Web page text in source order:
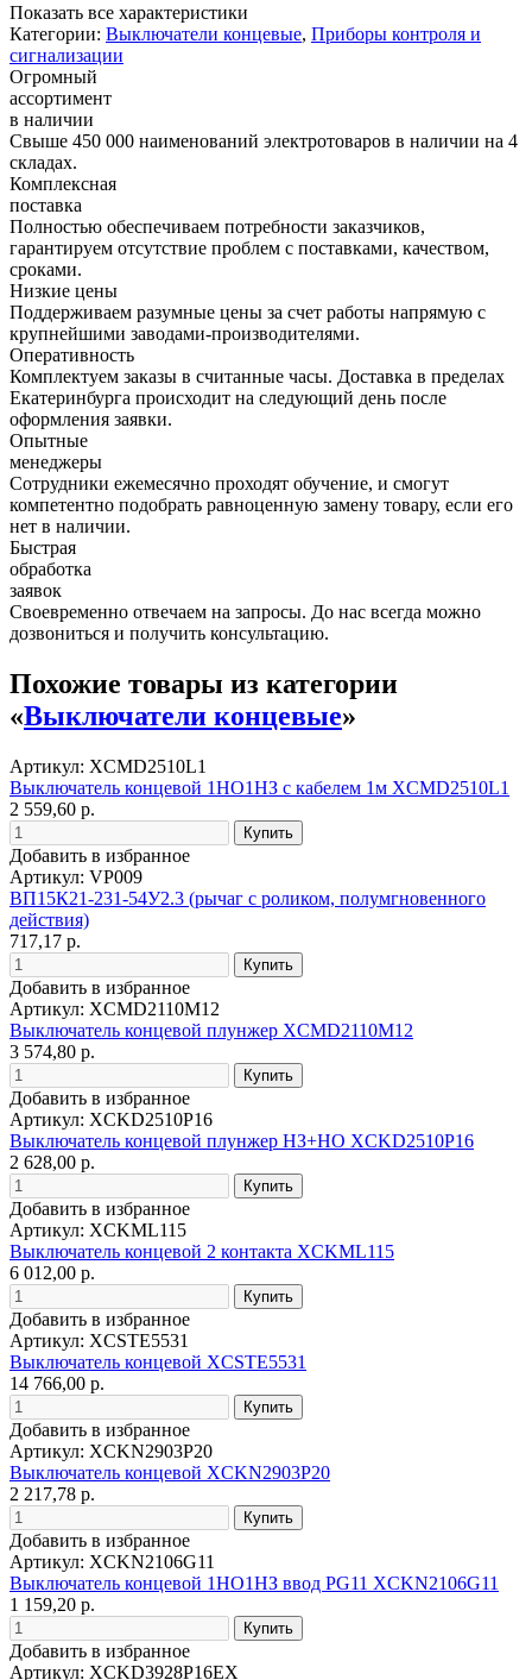
Показать все характеристики
Категории: Выключатели концевые, Приборы контроля и
сигнализации
Огромный
ассортимент
в наличии
Свыше 450 000 наименований электротоваров в наличии на 4
складах.
Комплексная
поставка
Полностью обеспечиваем потребности заказчиков,
гарантируем отсутствие проблем с поставками, качеством,
сроками.
Низкие цены
Поддерживаем разумные цены за счет работы напрямую с
крупнейшими заводами-производителями.
Оперативность
Комплектуем заказы в считанные часы. Доставка в пределах
Екатеринбурга происходит на следующий день после
оформления заявки.
Опытные
менеджеры
Сотрудники ежемесячно проходят обучение, и смогут
компетентно подобрать равноценную замену товару, если его
нет в наличии.
Быстрая
обработка
заявок
Своевременно отвечаем на запросы. До нас всегда можно
дозвониться и получить консультацию.
Похожие товары из категории
«Выключатели концевые»
Артикул: XCMD2510L1
Выключатель концевой 1НО1НЗ с кабелем 1м XCMD2510L1
2 559,60 р.
Добавить в избранное
Артикул: VP009
ВП15К21-231-54У2.3 (рычаг с роликом, полумгновенного
действия)
717,17 р.
Добавить в избранное
Артикул: XCMD2110M12
Выключатель концевой плунжер XCMD2110M12
3 574,80 р.
Добавить в избранное
Артикул: XCKD2510P16
Выключатель концевой плунжер НЗ+НО XCKD2510P16
2 628,00 р.
Добавить в избранное
Артикул: XCKML115
Выключатель концевой 2 контакта XCKML115
6 012,00 р.
Добавить в избранное
Артикул: XCSTE5531
Выключатель концевой XCSTE5531
14 766,00 р.
Добавить в избранное
Артикул: XCKN2903P20
Выключатель концевой XCKN2903P20
2 217,78 р.
Добавить в избранное
Артикул: XCKN2106G11
Выключатель концевой 1НО1НЗ ввод PG11 XCKN2106G11
1 159,20 р.
Добавить в избранное
Артикул: XCKD3928P16EX